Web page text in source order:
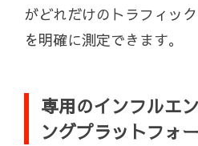
がどれだけのトラフィッ
を明確に測定できます。
専用のインフルエ
ングプラットフォ